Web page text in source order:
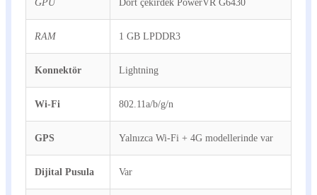
RAM 1 GB LPDDR3
Konnektör Lightning
Wi-Fi 802.11a/b/g/n
GPS Yalnızca Wi-Fi + 4G modellerinde var
Dijital Pusula Var